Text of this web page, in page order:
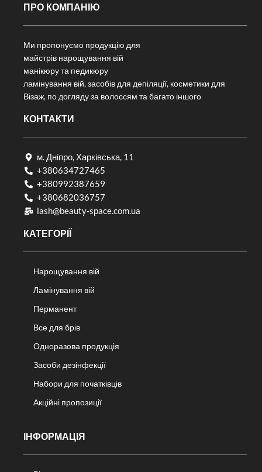
ПРО КОМПАНІЮ
Ми пропонуємо продукцію для
майстрів нарощування вій
манікюру та педикюру
ламінування вій, засобів для депіляції, косметики для
Візаж, по догляду за волоссям та багато іншого
КОНТАКТИ
м. Дніпро, Харківська, 11
+380634727465
+380992387659
+380682036757​
lash@beauty-space.com.ua
КАТЕГОРІЇ
Нарощування вій
Ламінування вій
Перманент
Все для брів
Одноразова продукція
Засоби дезінфекції
Набори для початківців
Акційні пропозиції
ІНФОРМАЦІЯ